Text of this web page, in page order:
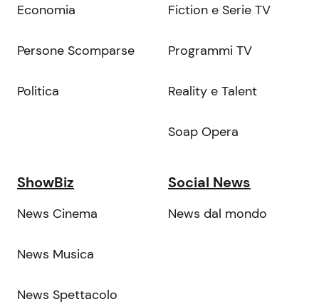
Economia
Persone Scomparse
Politica
Fiction e Serie TV
Programmi TV
Reality e Talent
Soap Opera
ShowBiz
News Cinema
News Musica
News Spettacolo
Social News
News dal mondo